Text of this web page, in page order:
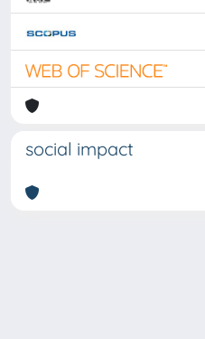
social impact